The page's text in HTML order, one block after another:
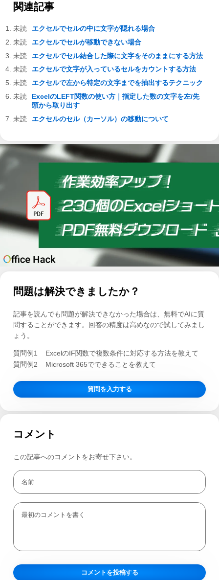
関連記事
エクセルでセルの中に文字が隠れる場合
エクセルでセルが移動できない場合
エクセルでセル結合した際に文字をそのままにする方法
エクセルで文字が入っているセルをカウントする方法
エクセルで左から特定の文字までを抽出するテクニック
ExcelのLEFT関数の使い方｜指定した数の文字を左/先
頭から取り出す
エクセルのセル（カーソル）の移動について
問題は解決できましたか？
記事を読んでも問題が解決できなかった場合は、無料でAIに質
問することができます。回答の精度は高めなので試してみまし
ょう。
質問例1
ExcelのIF関数で複数条件に対応する方法を教えて
質問例2
Microsoft 365でできることを教えて
質問を入力する
コメント
この記事へのコメントをお寄せ下さい。